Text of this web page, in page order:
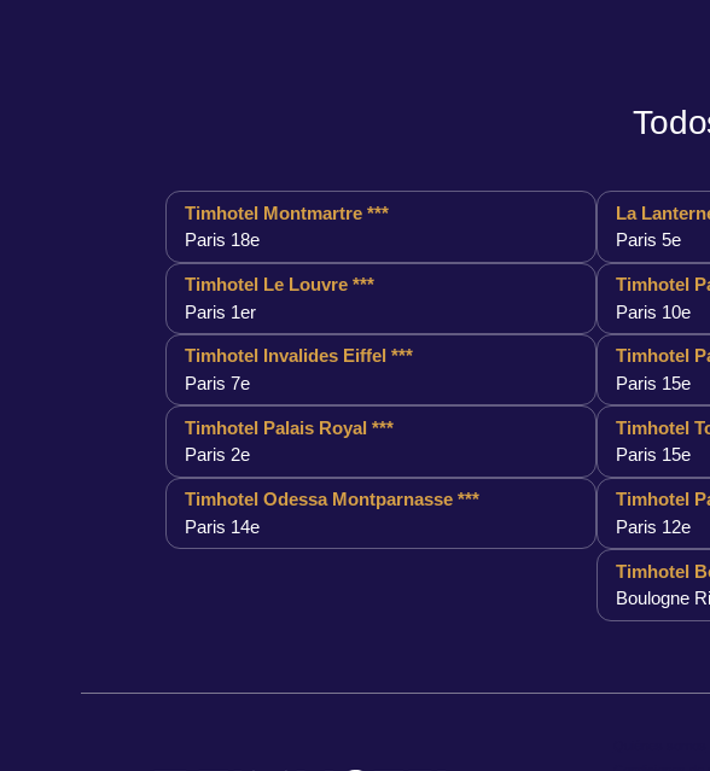
Timhotel Montmartre ***
Paris 18e
La
Paris 5e
Timhotel Le Louvre ***
Paris 1er
Timhotel
Paris 10e
Timhotel Invalides Eiffel ***
Paris 7e
Timhotel
Paris 15e
Timhotel Palais Royal ***
Paris 2e
Timhotel
Paris 15e
Timhotel Odessa Montparnasse ***
Paris 14e
Timhotel
Paris 12e
Timhotel
Boulogne